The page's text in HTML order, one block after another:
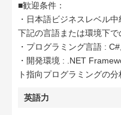
■歓迎条件：
・日本語ビジネスレベル
下記の言語または環境下
・プログラミング言語 :
・開発環境 : .NET
ト指向プログラミングの分
英語力